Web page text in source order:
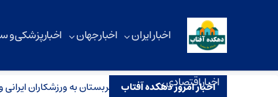
اخبار ایران اخبار جهان اخبار پزشکی
اخبار اقتصادی
اخبار امروز دهکده آفتاب
تیم ملی از مسابقات آسیایی/ عربستان به ورزشکاران ایرانی ویزا نداد